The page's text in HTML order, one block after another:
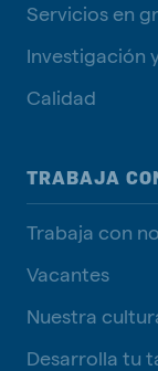
Servicios en
Investigación
Calidad
TRABAJA
Trabaja con
Vacantes
Nuestra
Desarrolla tu